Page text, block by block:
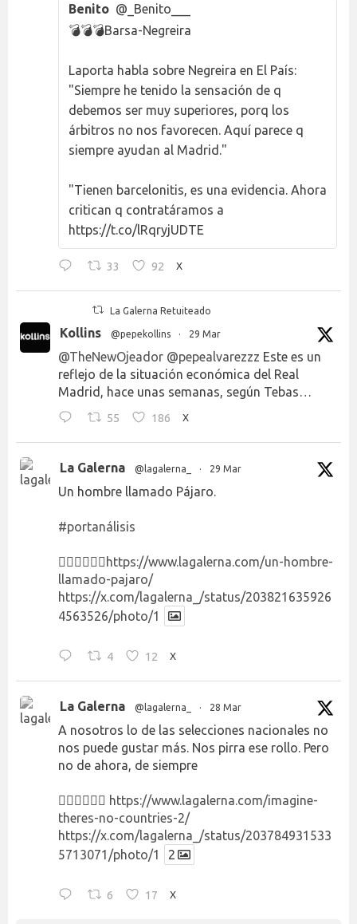
Benito @_Benito___
💣💣💣Barsa-Negreira
Laporta habla sobre Negreira en El País:
"Siempre he tenido la sensación de q
debemos ser muy superiores, porq los
árbitros no nos favorecen. Aquí parece q
siempre ayudan al Madrid."
"Tienen barcelonitis, es una evidencia. Ahora
critican q contratáramos a
https://t.co/lRqryjUDTE
33 92 X
La Galerna Retuiteado
Kollins @pepekollins · 29 Mar
@TheNewOjeador @pepealvarezzz Este es un
reflejo de la situación económica del Real
Madrid, hace unas semanas, según Tebas…
55 186 X
La Galerna @lagalerna_ · 29 Mar
Un hombre llamado Pájaro.
#portanálisis
👉🏻👉🏻👉🏻 https://www.lagalerna.com/un-hombre-
llamado-pajaro/
https://x.com/lagalerna_/status/203821635926
4563526/photo/1
4 12 X
La Galerna @lagalerna_ · 28 Mar
A nosotros lo de las selecciones nacionales no
nos puede gustar más. Nos pirra ese rollo. Pero
no de ahora, de siempre
👉🏻👉🏻👉🏻 https://www.lagalerna.com/imagine-
theres-no-countries-2/
https://x.com/lagalerna_/status/203784931533
5713071/photo/1
2
6 17 X